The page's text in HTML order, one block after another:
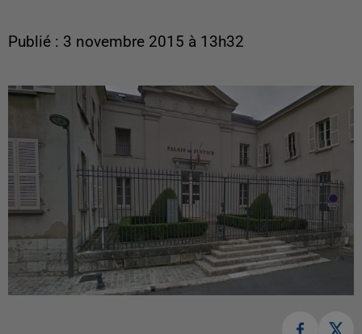
Publié : 3 novembre 2015 à 13h32